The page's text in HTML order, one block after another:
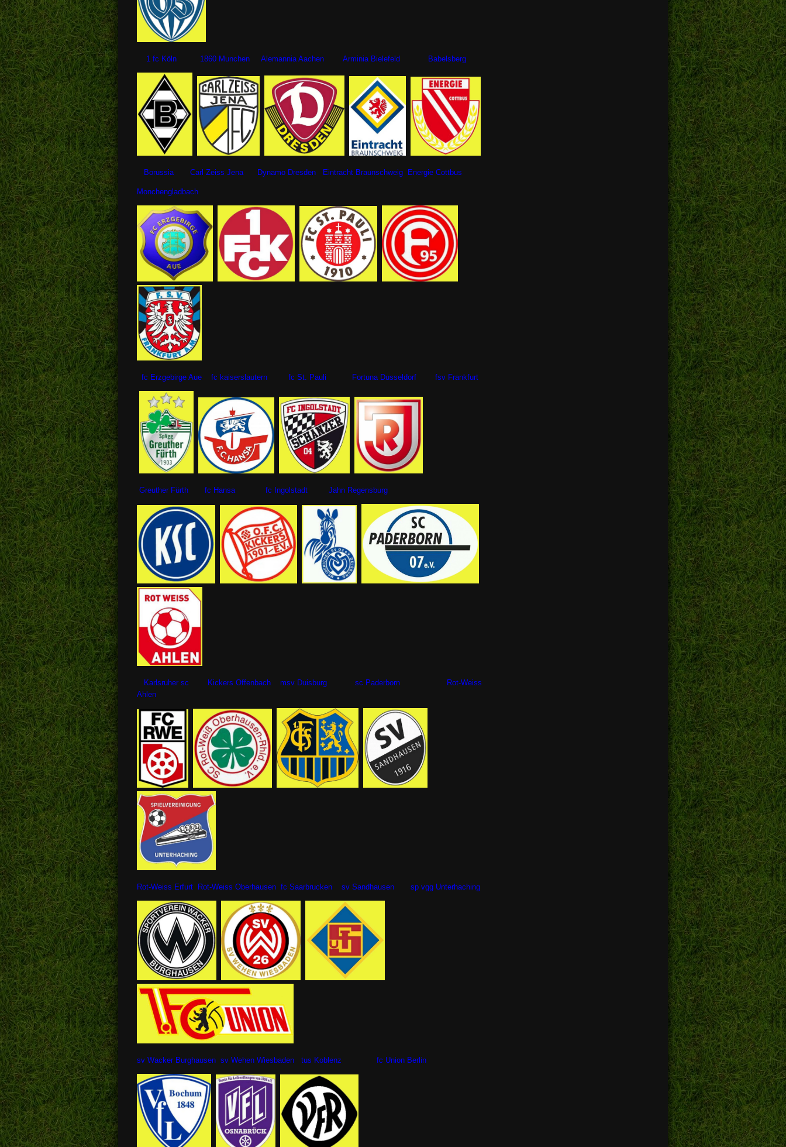
1 fc Köln 1860 Munchen Alemannia Aachen Arminia Bielefeld Babelsberg
Borussia Carl Zeiss Jena Dynamo Dresden Eintracht Braunschweig Energie Cottbus
Monchengladbach
fc Erzgebirge Aue fc kaiserslautern fc St. Pauli Fortuna Dusseldorf fsv Frankfurt
Greuther Fürth fc Hansa fc Ingolstadt Jahn Regensburg
Karlsruher sc Kickers Offenbach msv Duisburg sc Paderborn Rot-Weiss
Ahlen
Rot-Weiss Erfurt Rot-Weiss Oberhausen fc Saarbrucken sv Sandhausen sp vgg Unterhaching
sv Wacker Burghausen sv Wehen Wiesbaden tus Koblenz fc Union Berlin